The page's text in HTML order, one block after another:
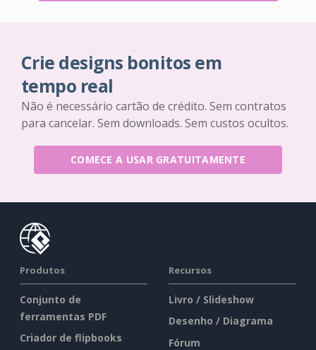
Crie designs bonitos em
tempo real
Não é necessário cartão de crédito. Sem contratos
para cancelar. Sem downloads. Sem custos ocultos.
COMECE A USAR GRATUITAMENTE
Produtos
Conjunto de
ferramentas PDF
Criador de flipbooks
Recursos
Livro / Slideshow
Desenho / Diagrama
Fórum